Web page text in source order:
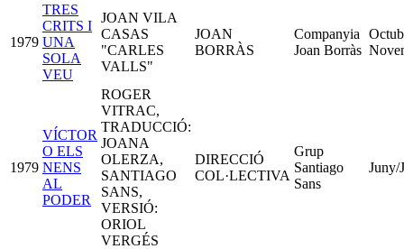
1979
TRES
CRITS I
UNA
SOLA
VEU
JOAN VILA
CASAS
"CARLES
VALLS"
JOAN
BORRÀS
Companyia
Joan Borràs
1979
VÍCTOR
O ELS
NENS
AL
PODER
ROGER
VITRAC,
TRADUCCIÓ:
JOANA
OLERZA,
SANTIAGO
SANS,
VERSIÓ:
ORIOL
VERGÉS
DIRECCIÓ
COL·LECTIVA
Grup
Santiago
Sans
Juny/